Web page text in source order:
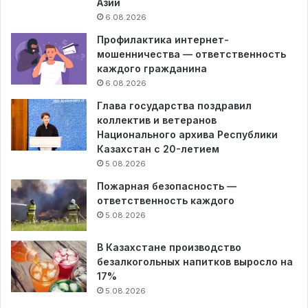
Азии
6.08.2026
Профилактика интернет-
мошенничества — ответственность
каждого гражданина
6.08.2026
Глава государства поздравил
коллектив и ветеранов
Национального архива Республики
Казахстан с 20-летием
5.08.2026
Пожарная безопасность —
ответственность каждого
5.08.2026
В Казахстане производство
безалкогольных напитков выросло на
17%
5.08.2026